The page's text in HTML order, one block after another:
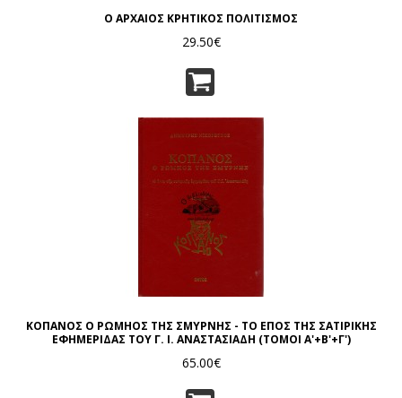
Ο ΑΡΧΑΙΟΣ ΚΡΗΤΙΚΟΣ ΠΟΛΙΤΙΣΜΟΣ
29.50€
ΚΟΠΑΝΟΣ Ο ΡΩΜΗΟΣ ΤΗΣ ΣΜΥΡΝΗΣ - ΤΟ ΕΠΟΣ ΤΗΣ ΣΑΤΙΡΙΚΗΣ
ΕΦΗΜΕΡΙΔΑΣ ΤΟΥ Γ. Ι. ΑΝΑΣΤΑΣΙΑΔΗ (ΤΟΜΟΙ Α'+Β'+Γ')
65.00€